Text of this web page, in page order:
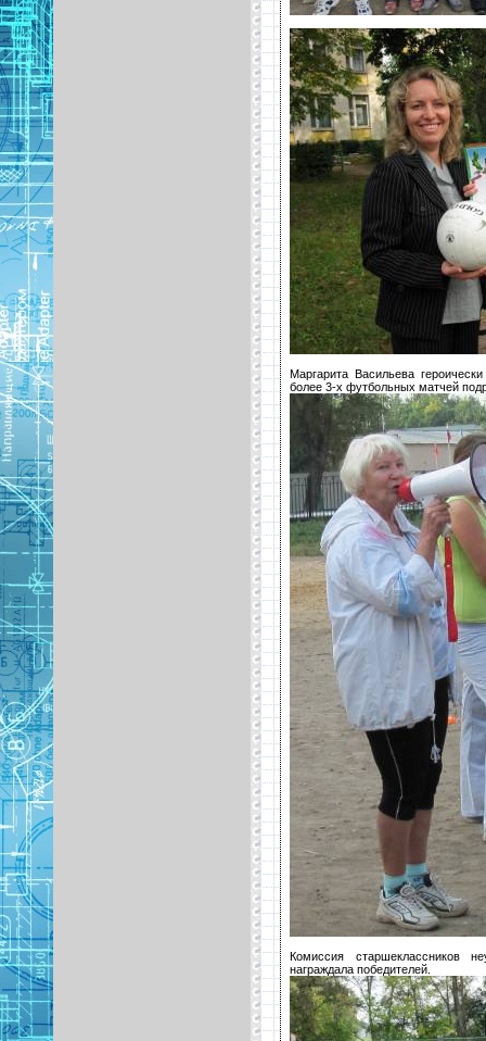
Маргарита Васильева
более 3-х футбольных матчей
Комиссия старшеклассников
награждала победителей.